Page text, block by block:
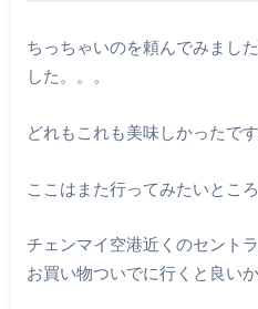
ちっちゃいのを頼んでみまし
した。。。
どれもこれも美味しかったです
ここはまた行ってみたいところ
チェンマイ空港近くのセント
お買い物ついでに行くと良い